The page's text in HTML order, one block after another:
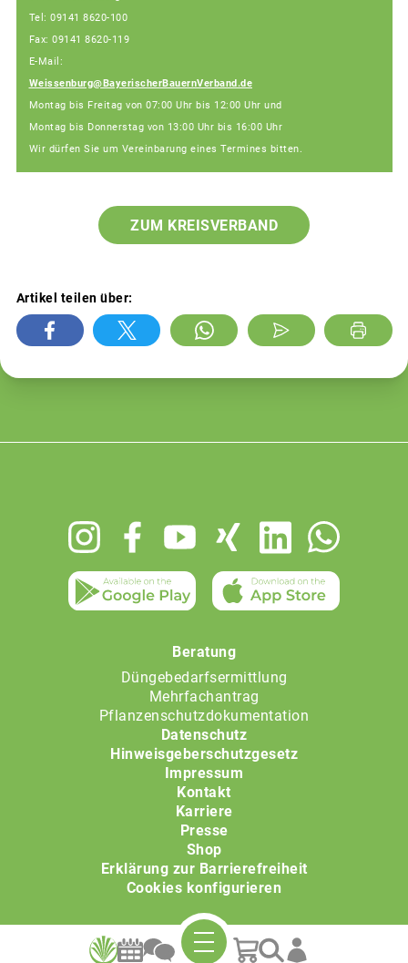
Tel: 09141 8620-100
Fax: 09141 8620-119
E-Mail:
Weissenburg@BayerischerBauernVerband.de
Montag bis Freitag von 07:00 Uhr bis 12:00 Uhr und
Montag bis Donnerstag von 13:00 Uhr bis 16:00 Uhr
Wir dürfen Sie um Vereinbarung eines Termines bitten.
ZUM KREISVERBAND
Artikel teilen über:
Beratung
Düngebedarfsermittlung
Mehrfachantrag
Pflanzenschutzdokumentation
Datenschutz
Hinweisgeberschutzgesetz
Impressum
Kontakt
Karriere
Presse
Shop
Erklärung zur Barrierefreiheit
Cookies konfigurieren